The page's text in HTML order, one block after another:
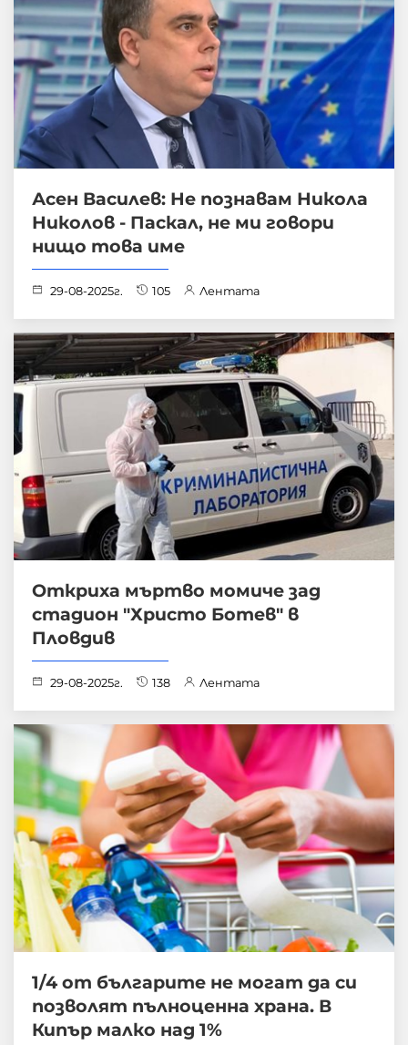
Асен Василев: Не познавам Никола
Николов - Паскал, не ми говори
нищо това име
29-08-2025г. 105 Лентата
Откриха мъртво момиче зад
стадион "Христо Ботев" в
Пловдив
29-08-2025г. 138 Лентата
1/4 от българите не могат да си
позволят пълноценна храна. В
Кипър ­малко над 1%